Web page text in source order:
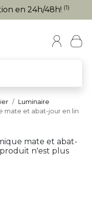
en 24h/48h! (1)
Luminaire
mate et abat-jour en lin
mate et abat-
n'est plus